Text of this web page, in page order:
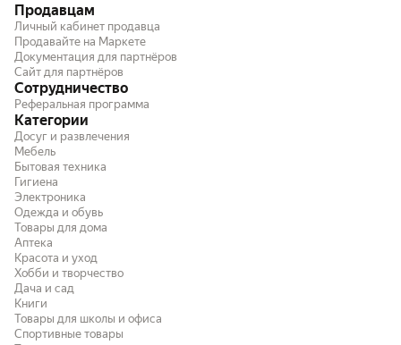
Продавцам
Личный кабинет продавца
Продавайте на Маркете
Документация для партнёров
Сайт для партнёров
Сотрудничество
Реферальная программа
Категории
Досуг и развлечения
Мебель
Бытовая техника
Гигиена
Электроника
Одежда и обувь
Товары для дома
Аптека
Красота и уход
Хобби и творчество
Дача и сад
Книги
Товары для школы и офиса
Спортивные товары